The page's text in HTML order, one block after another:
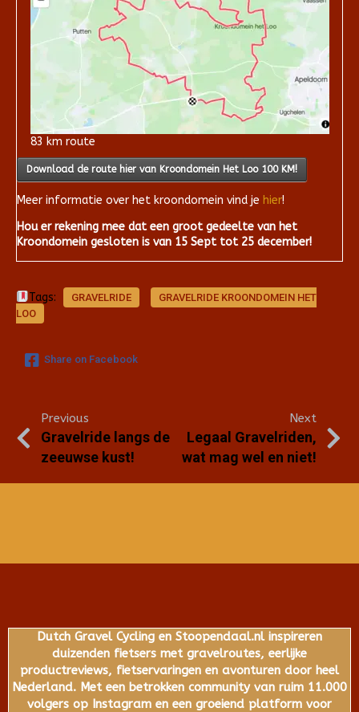
83 km route
Download de route hier van Kroondomein Het Loo 100 KM!
Meer informatie over het kroondomein vind je hier!
Hou er rekening mee dat een groot gedeelte van het
Kroondomein gesloten is van 15 Sept tot 25 december!
Tags: GRAVELRIDE
GRAVELRIDE KROONDOMEIN HET
LOO
Share on Facebook
Previous
Gravelride langs de
zeeuwse kust!
Next
Legaal Gravelriden,
wat mag wel en niet!
Dutch Gravel Cycling en Stoopendaal.nl inspireren
duizenden fietsers met gravelroutes, eerlijke
productreviews, fietservaringen en avonturen door heel
Nederland. Met een betrokken community van ruim 11.000
volgers op Instagram en een groeiend platform voor